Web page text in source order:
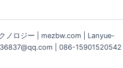
ノロジー | mezbw.com | Lanyue-
| 086-15901520542